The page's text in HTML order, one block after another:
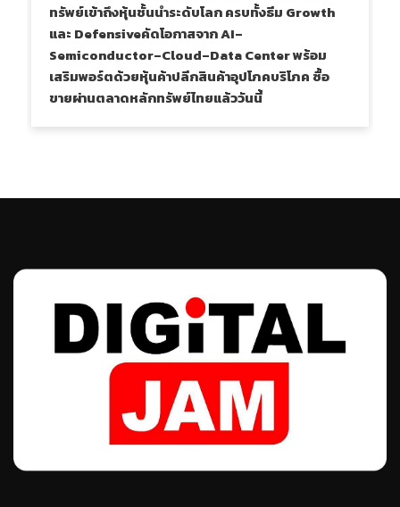
ทรัพย์เข้าถึงหุ้นชั้นนำระดับโลก ครบทั้งธีม Growth
และ Defensiveคัดโอกาสจาก AI–
Semiconductor–Cloud–Data Center พร้อม
เสริมพอร์ตด้วยหุ้นค้าปลีกสินค้าอุปโภคบริโภค ซื้อ
ขายผ่านตลาดหลักทรัพย์ไทยแล้ววันนี้